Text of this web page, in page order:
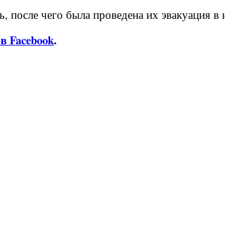
чего была проведена их эвакуация в
Facebook.